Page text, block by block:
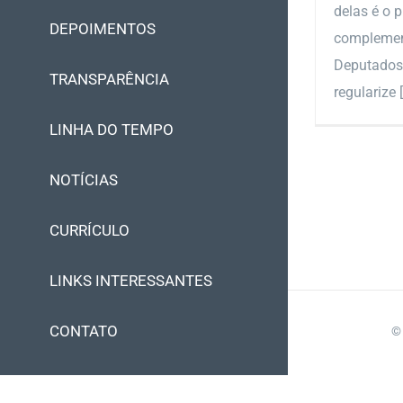
DEPOIMENTOS
TRANSPARÊNCIA
LINHA DO TEMPO
NOTÍCIAS
CURRÍCULO
LINKS INTERESSANTES
CONTATO
delas é o
regularize
©